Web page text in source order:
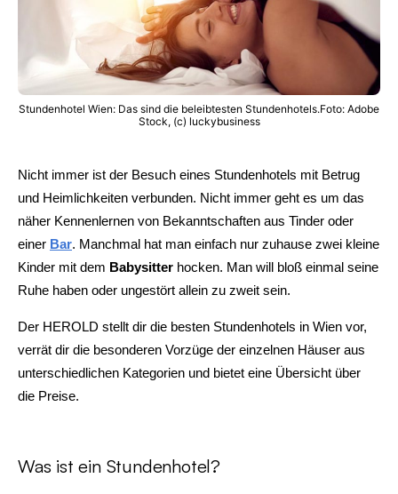
Stundenhotel Wien: Das sind die beleibtesten Stundenhotels.Foto: Adobe
Stock, (c) luckybusiness
Nicht immer ist der Besuch eines Stundenhotels mit Betrug
und Heimlichkeiten verbunden. Nicht immer geht es um das
näher Kennenlernen von Bekanntschaften aus Tinder oder
einer Bar. Manchmal hat man einfach nur zuhause zwei kleine
Kinder mit dem Babysitter hocken. Man will bloß einmal seine
Ruhe haben oder ungestört allein zu zweit sein.
Der HEROLD stellt dir die besten Stundenhotels in Wien vor,
verrät dir die besonderen Vorzüge der einzelnen Häuser aus
unterschiedlichen Kategorien und bietet eine Übersicht über
die Preise.
Was ist ein Stundenhotel?